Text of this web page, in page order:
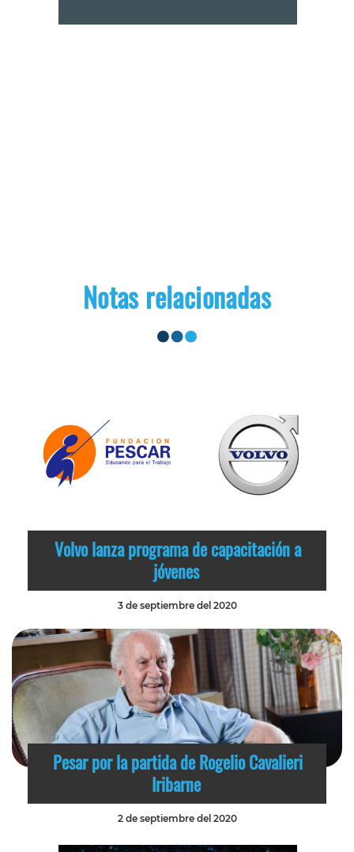
Notas relacionadas
Volvo lanza programa de capacitación a
jóvenes
3 de septiembre del 2020
Pesar por la partida de Rogelio Cavalieri
Iribarne
2 de septiembre del 2020